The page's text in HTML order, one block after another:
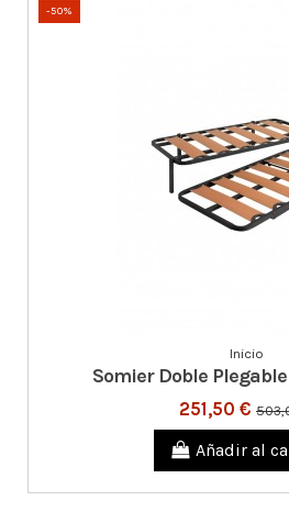
-50%
Inicio
Somier Doble
251,50 €
Añadir al